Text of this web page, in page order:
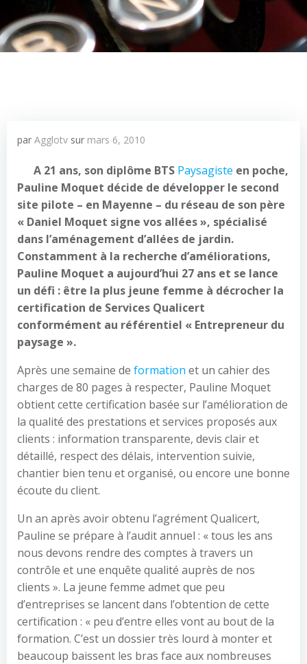
par Agglotv sur mars 6, 2010
A 21 ans, son diplôme BTS Paysagiste en poche,
Pauline Moquet décide de développer le second
site pilote – en Mayenne – du réseau de son père
« Daniel Moquet signe vos allées », spécialisé
dans l’aménagement d’allées de jardin.
Constamment à la recherche d’améliorations,
Pauline Moquet a aujourd’hui 27 ans et se lance
un défi : être la plus jeune femme à décrocher la
certification de Services Qualicert
conformément au référentiel « Entrepreneur du
paysage ».
Après une semaine de formation et un cahier des
charges de 80 pages à respecter, Pauline Moquet
obtient cette certification basée sur l’amélioration de
la qualité des prestations et services proposés aux
clients : information transparente, devis clair et
détaillé, respect des délais, intervention suivie,
chantier bien tenu et organisé, ou encore une bonne
écoute du client.
Un an après avoir obtenu l’agrément Qualicert,
Pauline se prépare à l’audit annuel : « tous les ans
nous devons rendre des comptes à travers un
contrôle et une enquête qualité auprès de nos
clients ». La jeune femme admet que peu
d’entreprises se lancent dans l’obtention de cette
certification : « peu d’entre elles vont au bout de la
formation. C’est un dossier très lourd à monter et
beaucoup baissent les bras face aux nombreuses